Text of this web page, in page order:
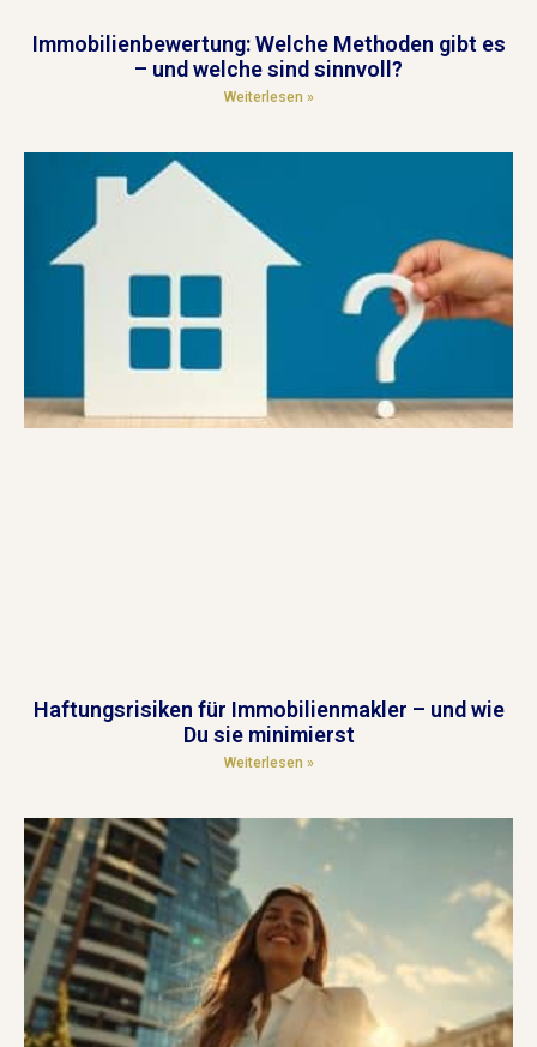
Immobilienbewertung: Welche Methoden gibt es
– und welche sind sinnvoll?
Weiterlesen »
Haftungsrisiken für Immobilienmakler – und wie
Du sie minimierst
Weiterlesen »